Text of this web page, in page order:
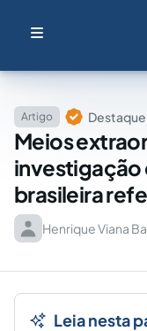
Artigo
Meios
investigação
brasileira
Henrique Viana
Leia nesta